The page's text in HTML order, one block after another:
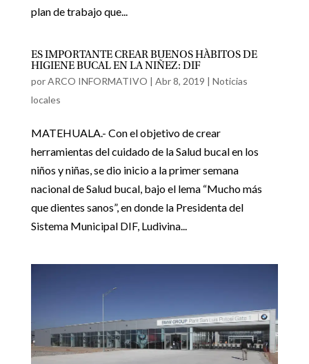
plan de trabajo que...
ES IMPORTANTE CREAR BUENOS HÀBITOS DE
HIGIENE BUCAL EN LA NIÑEZ: DIF
porARCO INFORMATIVO | Abr 8, 2019 | Noticias
locales
MATEHUALA.- Con el objetivo de crear
herramientas del cuidado de la Salud bucal en los
niños y niñas, se dio inicio a la primer semana
nacional de Salud bucal, bajo el lema “Mucho más
que dientes sanos”, en donde la Presidenta del
Sistema Municipal DIF, Ludivina...